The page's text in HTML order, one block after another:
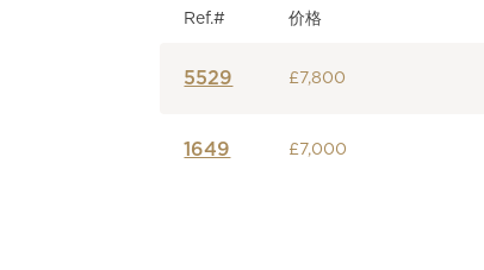
Ref.# 价格
5529 £7,800
1649 £7,000